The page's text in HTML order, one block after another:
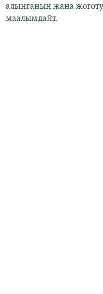
алынганын жана
маалымдайт.